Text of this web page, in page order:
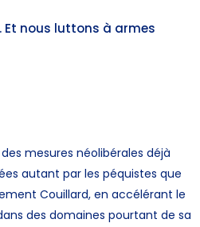
Et nous luttons à armes
mesures néolibérales déjà
autant par les péquistes que
Couillard, en accélérant le
des domaines pourtant de sa